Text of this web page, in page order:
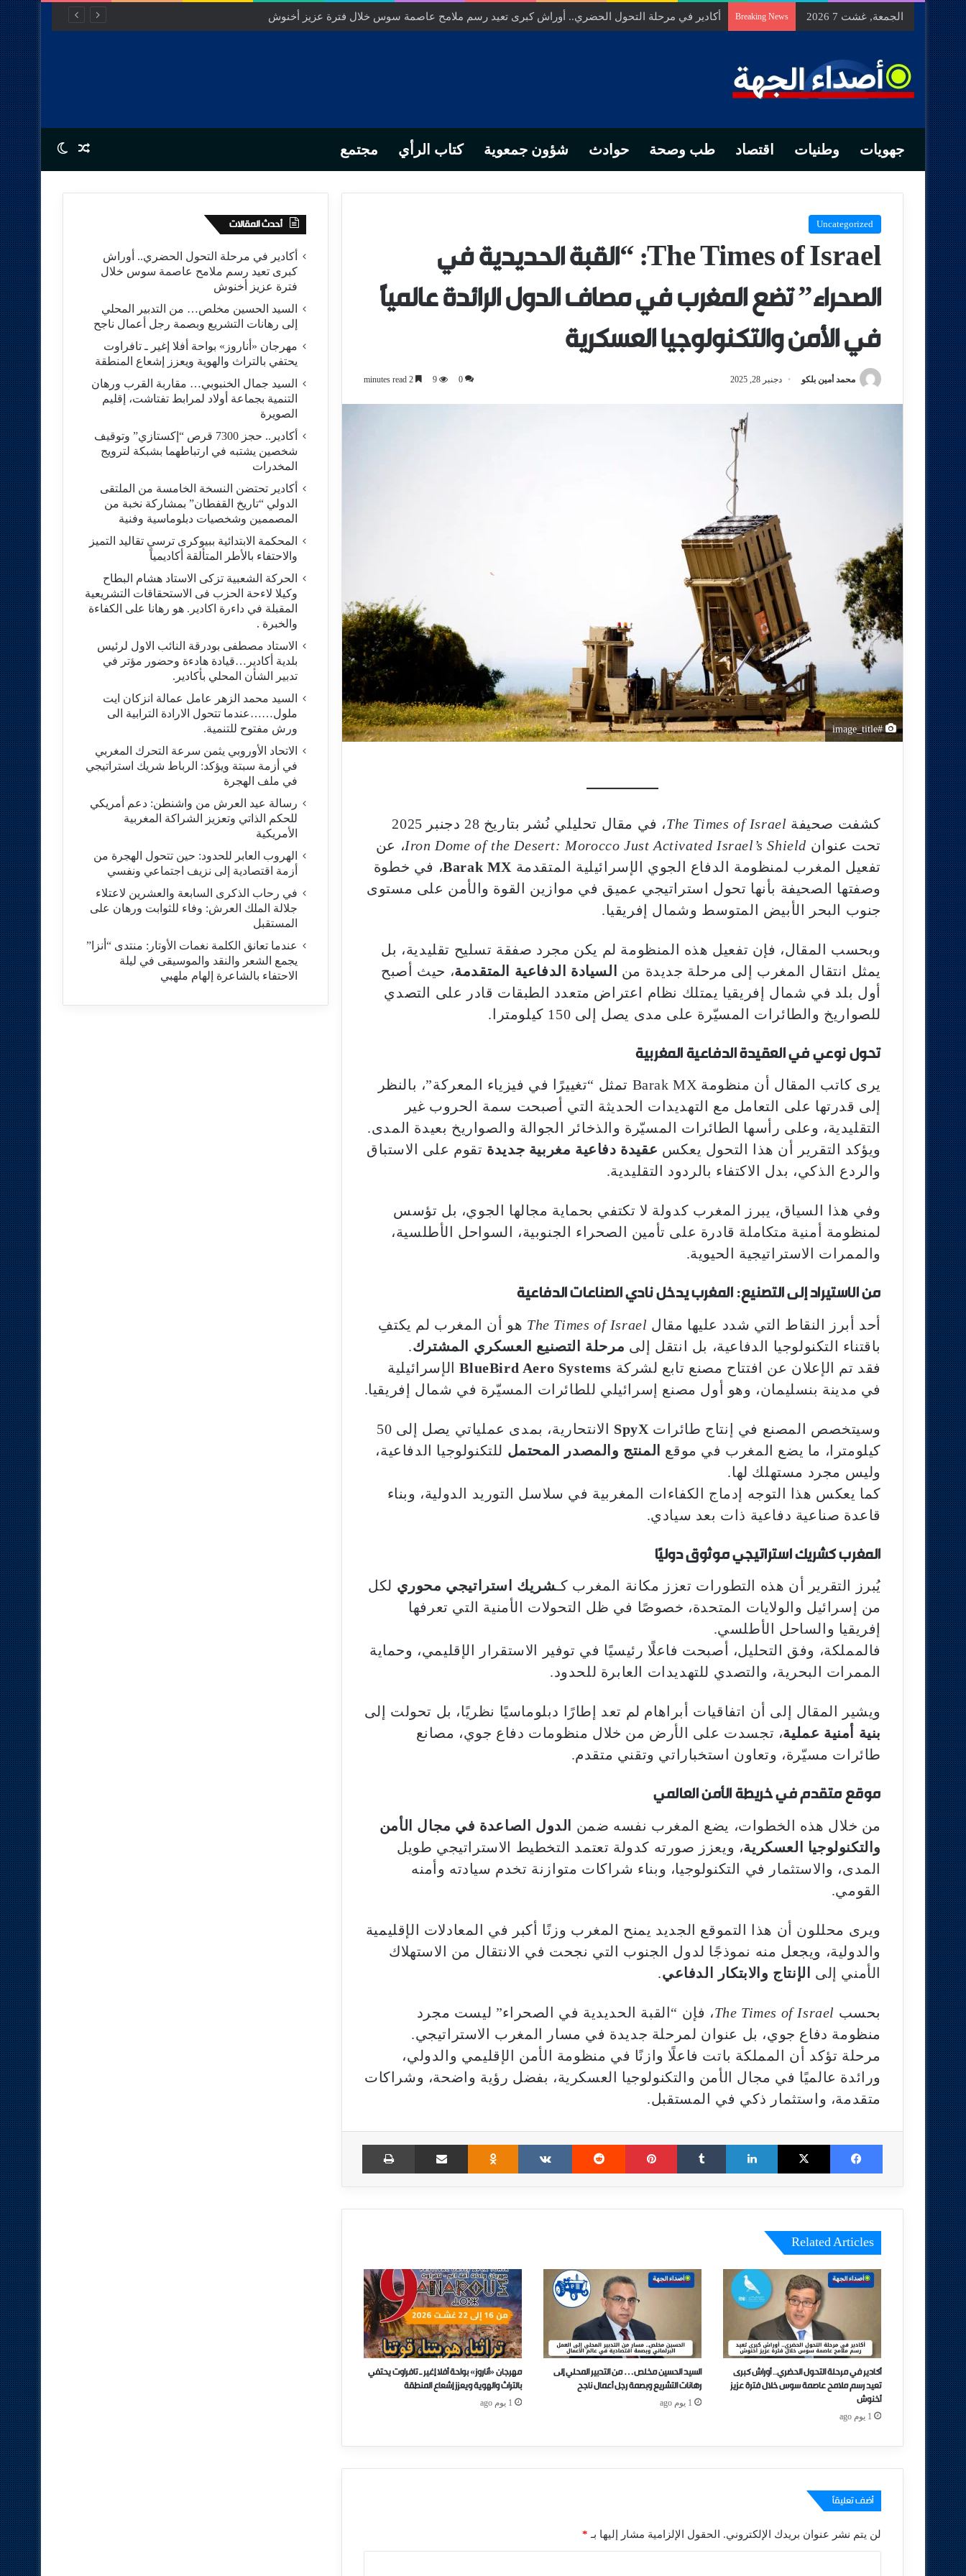
الجمعة, غشت 7 2026 Breaking News السيد الحسين مخلص… من التدبير المحلي إلى رهانات التشريع وبصمة رجل أعمال ناجح
جهويات وطنيات اقتصاد طب وصحة حوادث شؤون جمعوية كتاب الرأي مجتمع Random Article
Switch skin
Uncategorized
The Times of Israel: “القبة الحديدية في
الصحراء” تضع المغرب في مصاف الدول الرائدة عالميًا
في الأمن والتكنولوجيا العسكرية
محمد أمين بلكو دجنبر 28, 2025 0
9
#image_title
كشفت صحيفة The Times of Israel
، في مقال تحليلي نُشر بتاريخ 28 دجنبر 2025
تحت عنوان Iron Dome of the Desert: Morocco Just Activated Israel’s Shield، عن
تفعيل المغرب لمنظومة الدفاع الجوي الإسرائيلية المتقدمة Barak MX، في خطوة
وصفتها الصحيفة بأنها تحول استراتيجي عميق في موازين القوة والأمن على مستوى
جنوب البحر الأبيض المتوسط وشمال إفريقيا.
وبحسب المقال، فإن تفعيل هذه المنظومة لم يكن مجرد صفقة تسليح تقليدية، بل
يمثل انتقال المغرب إلى مرحلة جديدة من
السيادة الدفاعية المتقدمة، حيث أصبح
أول بلد في شمال إفريقيا يمتلك نظام اعتراض متعدد الطبقات قادر على التصدي
للصواريخ والطائرات المسيّرة على مدى يصل إلى 150 كيلومترا.
تحول نوعي في العقيدة الدفاعية المغربية
يرى كاتب المقال أن منظومة Barak MX تمثل “تغييرًا في فيزياء المعركة”، بالنظر
إلى قدرتها على التعامل مع التهديدات الحديثة التي أصبحت سمة الحروب غير
التقليدية، وعلى رأسها الطائرات المسيّرة والذخائر الجوالة والصواريخ بعيدة المدى.
ويؤكد التقرير أن هذا التحول يعكس عقيدة دفاعية مغربية جديدة تقوم على الاستباق
والردع الذكي، بدل الاكتفاء بالردود التقليدية.
وفي هذا السياق، يبرز المغرب كدولة لا تكتفي بحماية مجالها الجوي، بل تؤسس
لمنظومة أمنية متكاملة قادرة على تأمين الصحراء الجنوبية، السواحل الأطلسية،
والممرات الاستراتيجية الحيوية.
من الاستيراد إلى التصنيع: المغرب يدخل نادي الصناعات الدفاعية
أحد أبرز النقاط التي شدد عليها مقال The Times of Israel هو أن المغرب لم يكتفِ
باقتناء التكنولوجيا الدفاعية، بل انتقل إلى مرحلة التصنيع العسكري المشترك.
فقد تم الإعلان عن افتتاح مصنع تابع لشركة BlueBird Aero Systemsالإسرائيلية
في مدينة بنسليمان، وهو أول مصنع إسرائيلي للطائرات المسيّرة في شمال إفريقيا.
وسيتخصص المصنع في إنتاج طائرات SpyX
الانتحارية، بمدى عملياتي يصل إلى 50
كيلومترا، ما يضع المغرب في موقع
المنتج والمصدر المحتمل للتكنولوجيا الدفاعية،
وليس مجرد مستهلك لها.
كما يعكس هذا التوجه إدماج الكفاءات المغربية في سلاسل التوريد الدولية، وبناء
قاعدة صناعية دفاعية ذات بعد سيادي.
المغرب كشريك استراتيجي موثوق دوليًا
يُبرز التقرير أن هذه التطورات تعزز مكانة المغرب كـشريك استراتيجي محوري لكل
من إسرائيل والولايات المتحدة، خصوصًا في ظل التحولات الأمنية التي تعرفها
إفريقيا والساحل الأطلسي.
فالمملكة، وفق التحليل، أصبحت فاعلًا رئيسيًا في توفير الاستقرار الإقليمي، وحماية
الممرات البحرية، والتصدي للتهديدات العابرة للحدود.
ويشير المقال إلى أن اتفاقيات أبراهام لم تعد إطارًا دبلوماسيًا نظريًا، بل تحولت إلى
بنية أمنية عملية، تجسدت على الأرض من خلال منظومات دفاع جوي، مصانع
طائرات مسيّرة، وتعاون استخباراتي وتقني متقدم.
موقع متقدم في خريطة الأمن العالمي
من خلال هذه الخطوات، يضع المغرب نفسه ضمن
الدول الصاعدة في مجال الأمن
والتكنولوجيا العسكرية، ويعزز صورته كدولة تعتمد التخطيط الاستراتيجي طويل
المدى، والاستثمار في التكنولوجيا، وبناء شراكات متوازنة تخدم سيادته وأمنه
القومي.
ويرى محللون أن هذا التموقع الجديد يمنح المغرب وزنًا أكبر في المعادلات الإقليمية
والدولية، ويجعل منه نموذجًا لدول الجنوب التي نجحت في الانتقال من الاستهلاك
الأمني إلى
الإنتاج والابتكار الدفاعي.
بحسب The Times of Israel، فإن “القبة الحديدية في الصحراء” ليست مجرد
منظومة دفاع جوي، بل عنوان لمرحلة جديدة في مسار المغرب الاستراتيجي.
مرحلة تؤكد أن المملكة باتت فاعلًا وازنًا في منظومة الأمن الإقليمي والدولي،
ورائدة عالميًا في مجال الأمن والتكنولوجيا العسكرية، بفضل رؤية واضحة، وشراكات
متقدمة، واستثمار ذكي في المستقبل.
Facebook
X
LinkedIn
Tumblr
Pinterest
Reddit
VKontakte
Odnoklassniki
Share via Email
Print
Related Articles
أكادير في مرحلة التحول الحضري.. أوراش كبرى
تعيد رسم ملامح عاصمة سوس خلال فترة عزيز
أخنوش
1 يوم ago
السيد الحسين مخلص… من التدبير المحلي إلى
رهانات التشريع وبصمة رجل أعمال ناجح
1 يوم ago
مهرجان «أناروز» بواحة أفلا إغير ـ تافراوت يحتفي
بالتراث والهوية ويعزز إشعاع المنطقة
1 يوم ago
أضف تعليقاً
لن يتم نشر عنوان بريدك الإلكتروني. الحقول الإلزامية مشار إليها بـ *
أحدث المقالات
أكادير في مرحلة التحول الحضري.. أوراش
كبرى تعيد رسم ملامح عاصمة سوس خلال
فترة عزيز أخنوش
السيد الحسين مخلص… من التدبير المحلي
إلى رهانات التشريع وبصمة رجل أعمال ناجح
مهرجان «أناروز» بواحة أفلا إغير ـ تافراوت
يحتفي بالتراث والهوية ويعزز إشعاع المنطقة
السيد جمال الخنبوبي… مقاربة القرب ورهان
التنمية بجماعة أولاد لمرابط تفتاشت، إقليم
الصويرة
أكادير.. حجز 7300 قرص “إكستازي” وتوقيف
شخصين يشتبه في ارتباطهما بشبكة لترويج
المخدرات
أكادير تحتضن النسخة الخامسة من الملتقى
الدولي “تاريخ القفطان” بمشاركة نخبة من
المصممين وشخصيات دبلوماسية وفنية
المحكمة الابتدائية ببيوكرى ترسي تقاليد التميز
والاحتفاء بالأطر المتألقة أكاديمياً
الحركة الشعبية تزكى الاستاد هشام البطاح
وكيلا لاءحة الحزب فى الاستحقاقات التشريعية
المقبلة في داءرة اكادير. هو رهانا على الكفاءة
والخبرة .
الاستاد مصطفى بودرقة النائب الاول لرئيس
بلدية أكادير…قيادة هادءة وحضور مؤتر في
تدبير الشأن المحلي بأكادير.
السيد محمد الزهر عامل عمالة انزكان ايت
ملول……عندما تتحول الارادة الترابية الى
ورش مفتوح للتنمية.
الاتحاد الأوروبي يثمن سرعة التحرك المغربي
في أزمة سبتة ويؤكد: الرباط شريك استراتيجي
في ملف الهجرة
رسالة عيد العرش من واشنطن: دعم أمريكي
للحكم الذاتي وتعزيز الشراكة المغربية
الأمريكية
​الهروب العابر للحدود: حين تتحول الهجرة من
أزمة اقتصادية إلى نزيف اجتماعي ونفسي
في رحاب الذكرى السابعة والعشرين لاعتلاء
جلالة الملك العرش: وفاء للثوابت ورهان على
المستقبل
​عندما تعانق الكلمة نغمات الأوتار: منتدى “أنزا”
يجمع الشعر والنقد والموسيقى في ليلة
الاحتفاء بالشاعرة إلهام ملهبي